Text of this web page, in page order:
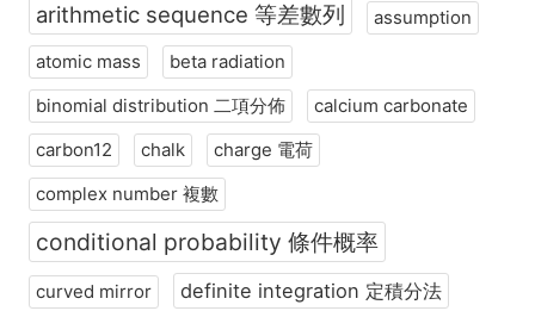
arithmetic sequence 等差數列
assumption
atomic mass
beta radiation
binomial distribution 二項分佈
calcium carbonate
carbon12
chalk
charge 電荷
complex number 複數
conditional probability 條件概率
curved mirror definite integration 定積分法